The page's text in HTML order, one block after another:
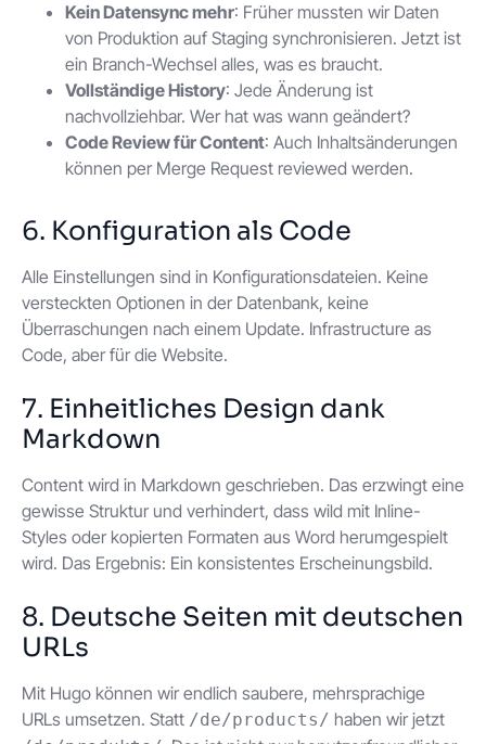
Kein Datensync mehr: Früher mussten wir Daten
von Produktion auf Staging synchronisieren. Jetzt ist
ein Branch-Wechsel alles, was es braucht.
Vollständige History: Jede Änderung ist
nachvollziehbar. Wer hat was wann geändert?
Code Review für Content: Auch Inhaltsänderungen
können per Merge Request reviewed werden.
6. Konfiguration als Code
Alle Einstellungen sind in Konfigurationsdateien. Keine
versteckten Optionen in der Datenbank, keine
Überraschungen nach einem Update. Infrastructure as
Code, aber für die Website.
7. Einheitliches Design dank
Markdown
Content wird in Markdown geschrieben. Das erzwingt eine
gewisse Struktur und verhindert, dass wild mit Inline-
Styles oder kopierten Formaten aus Word herumgespielt
wird. Das Ergebnis: Ein konsistentes Erscheinungsbild.
8. Deutsche Seiten mit deutschen
URLs
Mit Hugo können wir endlich saubere, mehrsprachige
URLs umsetzen. Statt /de/products/ haben wir jetzt